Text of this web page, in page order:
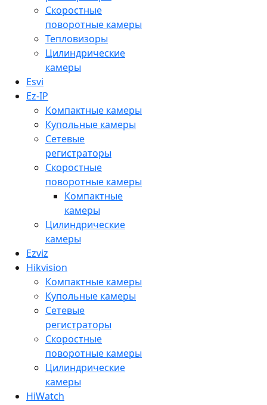
Скоростные
поворотные камеры
Тепловизоры
Цилиндрические
камеры
Esvi
Ez-IP
Компактные камеры
Купольные камеры
Сетевые
регистраторы
Скоростные
поворотные камеры
Компактные
камеры
Цилиндрические
камеры
Ezviz
Hikvision
Компактные камеры
Купольные камеры
Сетевые
регистраторы
Скоростные
поворотные камеры
Цилиндрические
камеры
HiWatch